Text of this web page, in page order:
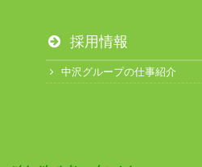
採用情報
中沢グループの仕事紹介